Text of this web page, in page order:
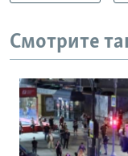
Смотрите